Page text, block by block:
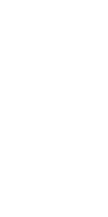
ォレット（グ